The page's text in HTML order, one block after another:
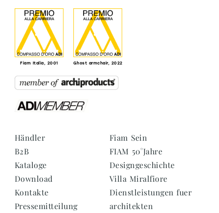
Fiam Italia, 2001 Ghost armchair, 2022
Händler
B2B
Kataloge
Download
Kontakte
Pressemitteilung
Fiam Sein
FIAM 50°Jahre
Designgeschichte
Villa Miralfiore
Dienstleistungen fuer
architekten